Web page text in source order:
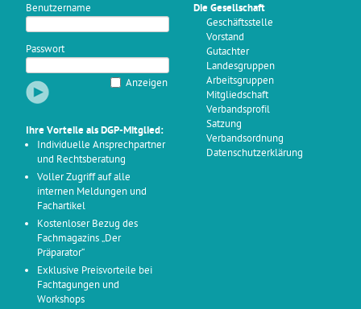
Benutzername
Passwort
Anzeigen
Ihre Vorteile als DGP-Mitglied:
Individuelle Ansprechpartner
und Rechtsberatung
Voller Zugriff auf alle
internen Meldungen und
Fachartikel
Kostenloser Bezug des
Fachmagazins „Der
Präparator“
Exklusive Preisvorteile bei
Fachtagungen und
Workshops
Die Gesellschaft
Geschäftsstelle
Vorstand
Gutachter
Landesgruppen
Arbeitsgruppen
Mitgliedschaft
Verbandsprofil
Satzung
Verbandsordnung
Datenschutzerklärung